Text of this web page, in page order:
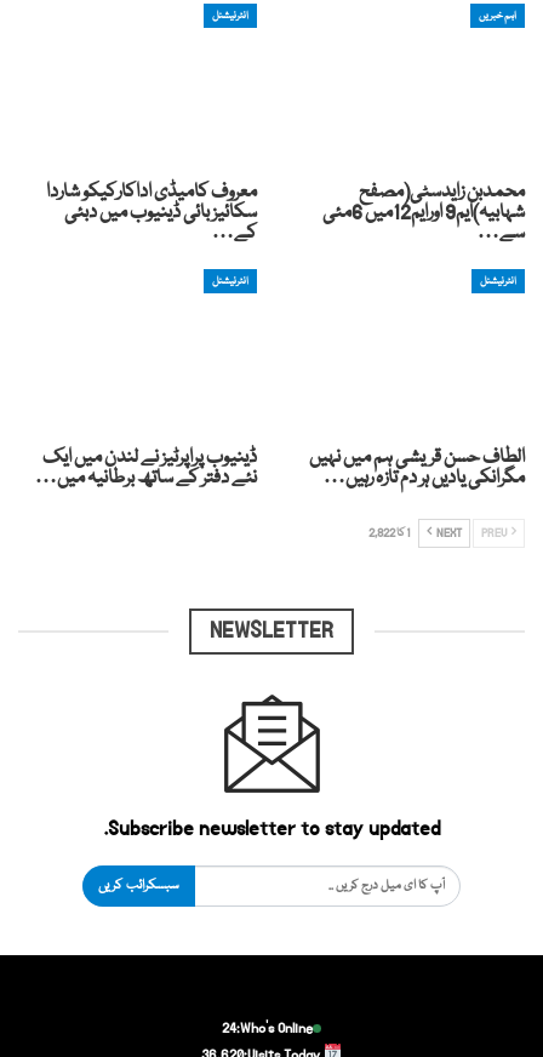
اہم خبریں
محمدبن زایدسٹی(مصفح
شہابیہ)ایم9 اورایم12میں 6مئی
سے…
انٹرنیشنل
معروف کامیڈی اداکارکیکو شاردا
سکائیز بائی ڈینیوب میں دبئی
کے…
انٹرنیشنل
الطاف حسن قریشی ہم میں نہیں
مگرانکی یادیں ہر دم تازہ رہیں…
انٹرنیشنل
ڈینیوب پراپرٹیز نے لندن میں ایک
نئے دفتر کے ساتھ برطانیہ میں…
NEXT 1 کا 2,822
NEWSLETTER
Subscribe newsletter to stay updated.
سبسکرائب کریں
Who's Online:
24